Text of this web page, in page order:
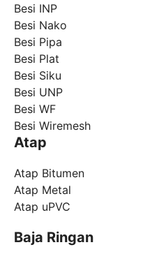
Besi INP
Besi Nako
Besi Pipa
Besi Plat
Besi Siku
Besi UNP
Besi WF
Besi Wiremesh
Atap
Atap Bitumen
Atap Metal
Atap uPVC
Baja Ringan